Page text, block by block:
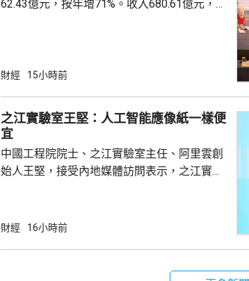
62.43億元，按年增71%。收入680.61億元，
人次，平均每日載客約8.84萬人次，按年增加
帶動收益增加，加上第二季中東局勢促使旅客
轉用其他樞紐，令途經香港的...
財經 15小時前
之江實驗室王堅：人工智能應像紙一樣便
宜
中國工程院院士、之江實驗室主任、阿里雲創
始人王堅，接受內地媒體訪問表示，之江實驗
能不僅是科技創新的重要內容，更改變原有科
的分歧，王堅強調，開源對人工智能而言「不
財經 16小時前